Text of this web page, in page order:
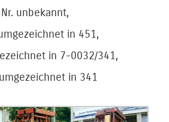
Nr. unbekannt,
in 451,
in 7-0032/341,
in 341